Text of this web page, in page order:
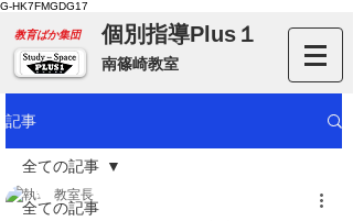
G-HK7FMGDG17
​教育ばか集団 個別指導Plus１
南篠崎教室
記事
全ての記事
全ての記事
教室長